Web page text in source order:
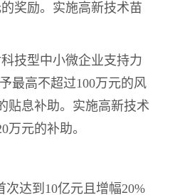
奖励。实施高新技术苗
技型中小微企业支持力
最高不超过100万元的风
贴息补助。实施高新技术
元的补助。
达到10亿元且增幅20%